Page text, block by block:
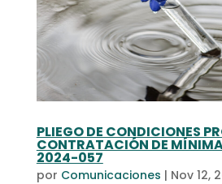
PLIEGO DE CONDICIONES
CONTRATACIÓN DE
2024-057
por Comunicaciones | Nov 12,